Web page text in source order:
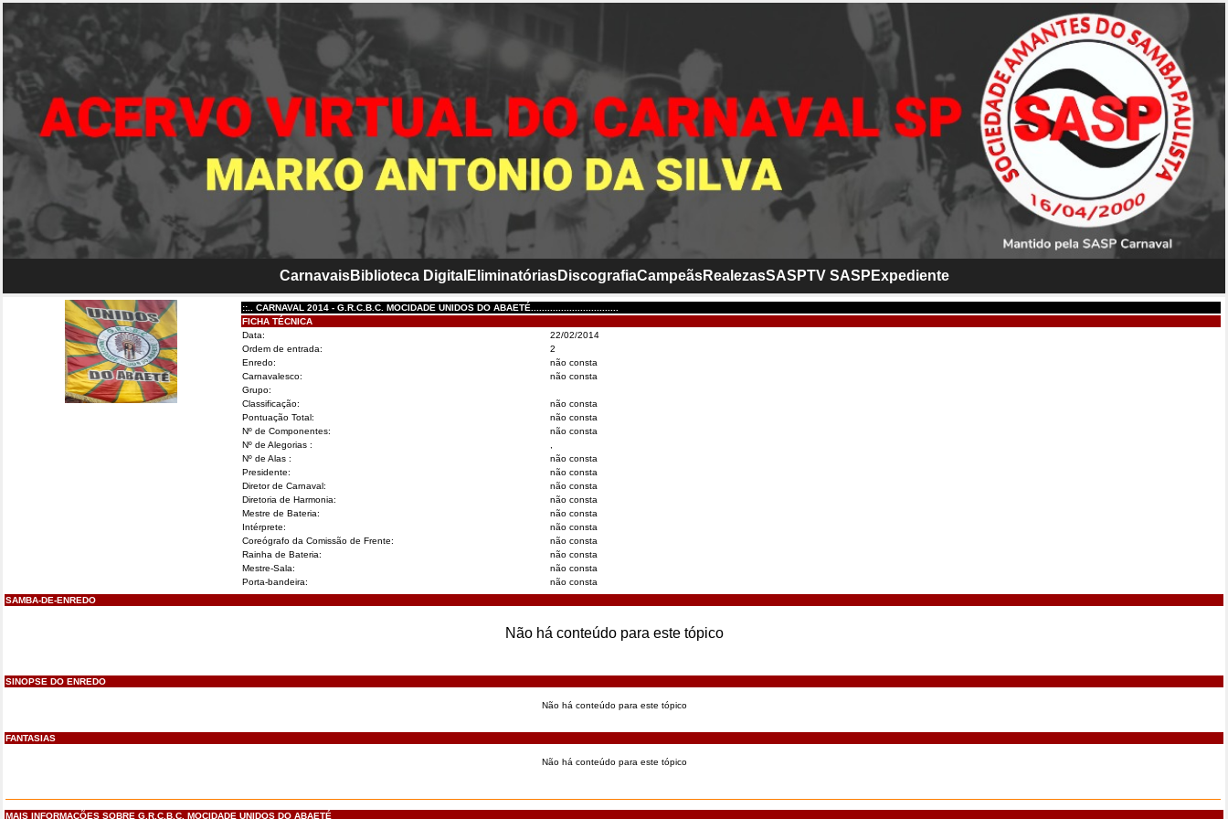
CarnavaisBiblioteca Digital EliminatóriasDiscografiaCampeãsRealezasSASPTV SASP Expediente
::.. CARNAVAL 2014 - G.R.C.B.C. MOCIDADE UNIDOS DO ABAETÉ................................
FICHA TÉCNICA
Data:
22/02/2014
Ordem de entrada:
2
Enredo:
não consta
Carnavalesco:
não consta
Grupo:
Classificação:
não consta
Pontuação Total:
não consta
Nº de Componentes:
não consta
Nº de Alegorias :
Nº de Alas :
não consta
Presidente:
não consta
Diretor de Carnaval:
não consta
Diretoria de Harmonia:
não consta
Mestre de Bateria:
não consta
Intérprete:
não consta
Coreógrafo da Comissão de Frente:
não consta
Rainha de Bateria:
não consta
Mestre-Sala:
não consta
Porta-bandeira:
não consta
SAMBA-DE-ENREDO
Não há conteúdo para este tópico
SINOPSE DO ENREDO
Não há conteúdo para este tópico
FANTASIAS
Não há conteúdo para este tópico
MAIS INFORMAÇÕES SOBRE G.R.C.B.C. MOCIDADE UNIDOS DO ABAETÉ